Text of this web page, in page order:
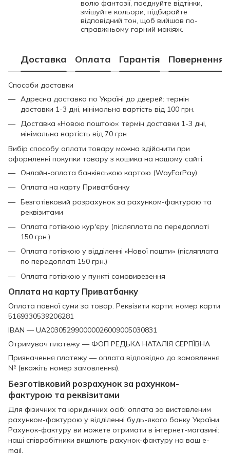
волю фантазії, поєднуйте відтінки,
змішуйте кольори, підбирайте
відповідний тон, щоб вийшов по-
справжньому гарний макіяж.
Доставка Оплата Гарантія Повернення
Способи доставки
Адресна доставка по Україні до дверей: термін
доставки 1-3 дні, мінімальна вартість від 100 грн.
Доставка «Новою поштою»: термін доставки 1-3 дні,
мінімальна вартість від 70 грн
Вибір способу оплати товару можна здійснити при
оформленні покупки товару з кошика на нашому сайті.
Онлайн-оплата банківською картою (WayForPay)
Оплата на карту Приватбанку
Безготівковий розрахунок за рахунком-фактурою та
реквізитами
Оплата готівкою кур'єру (післяплата по передоплаті
150 грн.)
Оплата готівкою у відділенні «Нової пошти» (післяплата
по передоплаті 150 грн.)
Оплата готівкою у пункті самовивезення
Оплата на карту Приватбанку
Оплата повної суми за товар. Реквізити карти: номер карти
5169330539206281
IBAN — UA203052990000026009005030831
Отримувач платежу — ФОП РЕДЬКА НАТАЛІЯ СЕРГІЇВНА
Призначення платежу — оплата відповідно до замовлення
№ (вкажіть номер замовлення).
Безготівковий розрахунок за рахунком-
фактурою та реквізитами
Для фізичних та юридичних осіб: оплата за виставленим
рахунком-фактурою у відділенні будь-якого банку України.
Рахунок-фактуру ви можете отримати в інтернет-магазині:
наші співробітники вишлють рахунок-фактуру на ваш e-
mail.